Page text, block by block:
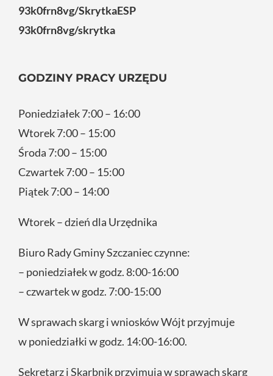
93k0frn8vg/SkrytkaESP
93k0frn8vg/skrytka
GODZINY PRACY URZĘDU
Poniedziałek 7:00 – 16:00
Wtorek 7:00 – 15:00
Środa 7:00 – 15:00
Czwartek 7:00 – 15:00
Piątek 7:00 – 14:00
Wtorek – dzień dla Urzędnika
Biuro Rady Gminy Szczaniec czynne:
– poniedziałek w godz. 8:00-16:00
– czwartek w godz. 7:00-15:00
W sprawach skarg i wniosków Wójt przyjmuje
w poniedziałki w godz. 14:00-16:00.
Sekretarz i Skarbnik przyjmują w sprawach skarg